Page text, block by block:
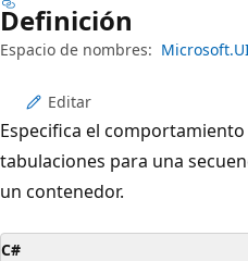
Definición
Espacio de nombres:
Editar
Especifica el
tabulaciones para una
un contenedor.
C#